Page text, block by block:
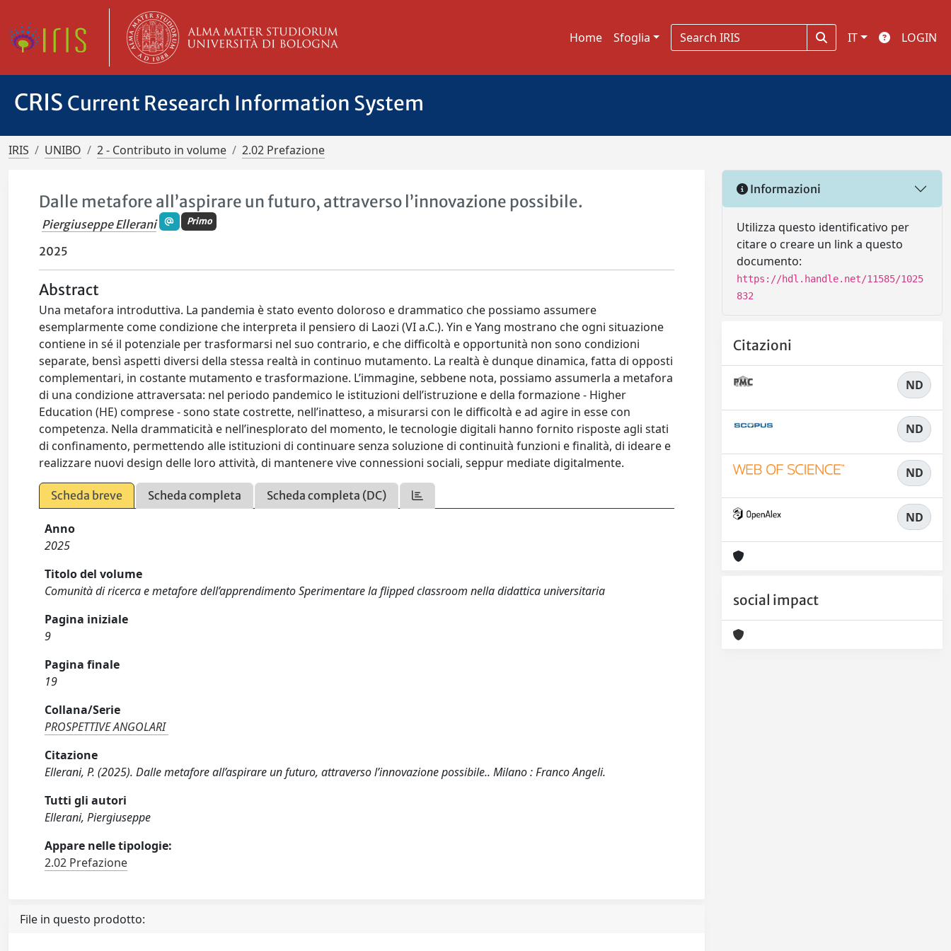
Home Sfoglia IT LOGIN
CRIS Current Research Information System
IRIS UNIBO 2 - Contributo in volume 2.02 Prefazione
Dalle metafore all’aspirare un futuro, attraverso l’innovazione possibile.
Piergiuseppe Ellerani Primo
2025
Abstract
Una metafora introduttiva. La pandemia è stato evento doloroso e drammatico che possiamo assumere
esemplarmente come condizione che interpreta il pensiero di Laozi (VI a.C.). Yin e Yang mostrano che ogni situazione
contiene in sé il potenziale per trasformarsi nel suo contrario, e che difficoltà e opportunità non sono condizioni
separate, bensì aspetti diversi della stessa realtà in continuo mutamento. La realtà è dunque dinamica, fatta di opposti
complementari, in costante mutamento e trasformazione. L’immagine, sebbene nota, possiamo assumerla a metafora
di una condizione attraversata: nel periodo pandemico le istituzioni dell’istruzione e della formazione - Higher
Education (HE) comprese - sono state costrette, nell’inatteso, a misurarsi con le difficoltà e ad agire in esse con
competenza. Nella drammaticità e nell’inesplorato del momento, le tecnologie digitali hanno fornito risposte agli stati
di confinamento, permettendo alle istituzioni di continuare senza soluzione di continuità funzioni e finalità, di ideare e
realizzare nuovi design delle loro attività, di mantenere vive connessioni sociali, seppur mediate digitalmente.
Scheda breve Scheda completa Scheda completa (DC)
Anno
2025
Titolo del volume
Comunità di ricerca e metafore dell’apprendimento Sperimentare la flipped classroom nella didattica universitaria
Pagina iniziale
9
Pagina finale
19
Collana/Serie
PROSPETTIVE ANGOLARI
Citazione
Ellerani, P. (2025). Dalle metafore all’aspirare un futuro, attraverso l’innovazione possibile.. Milano : Franco Angeli.
Tutti gli autori
Ellerani, Piergiuseppe
Appare nelle tipologie:
2.02 Prefazione
File in questo prodotto:
Informazioni
Utilizza questo identificativo per
citare o creare un link a questo
documento:
https://hdl.handle.net/11585/1025
832
Citazioni
ND
ND
ND
ND
social impact